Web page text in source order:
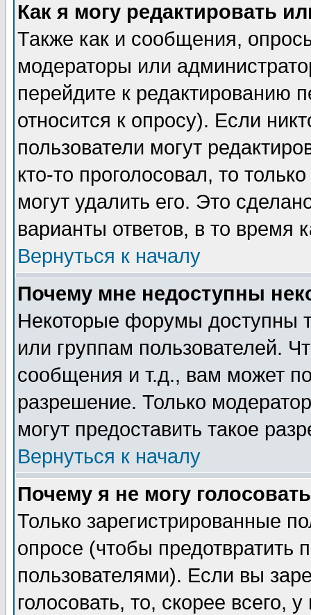
Как я могу редактировать
Также как и сообщения,
модераторы или
перейдите к редактированию
относится к опросу). Если
пользователи могут
кто-то проголосовал, то
могут удалить его. Это
варианты ответов, в то время
Вернуться к началу
Почему мне недоступны
Некоторые форумы доступны
или группам пользователей.
сообщения и т.д., вам может
разрешение. Только
могут предоставить такое
Вернуться к началу
Почему я не могу
Только зарегистрированные
опросе (чтобы предотвратить
пользователями). Если вы
голосовать, то, скорее всего,